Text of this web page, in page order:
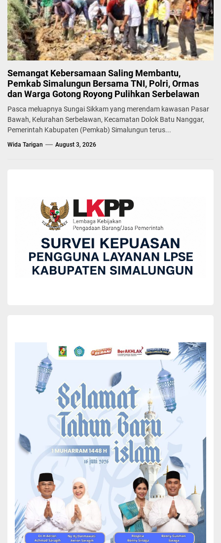
Semangat Kebersamaan Saling Membantu,
Pemkab Simalungun Bersama TNI, Polri, Ormas
dan Warga Gotong Royong Pulihkan Serbelawan
Pasca meluapnya Sungai Sikkam yang merendam kawasan Pasar
Bawah, Kelurahan Serbelawan, Kecamatan Dolok Batu Nanggar,
Pemerintah Kabupaten (Pemkab) Simalungun terus...
Wida Tarigan August 3, 2026
DPRD
8 Fraksi DPRD Simalungun Setujui 4 Raperda
Tahun 2022.
Yuni Rafidhah June 13, 2022
S
rapat paripurna DPRD Simalungun yang dipimpin oleh Ketua DPRD
Timbul Jaya Sibarani didampingi wakil-wakilnya Sarimin S Girsang,
Elias Barus, Sastro Joyo Sirat pada Rapat Paripurna di Gedung
DPRD Simalungun, Pamatang Raya, Sumut, Senin (13/6/2022).
Rapat paripurna tersebut di hadiri Anggota DPRD, Bupati
Simalungun diwakili Wakil Bupati H Zonny Waldi, staf ahli DPRD,
Sekda Esron Sinaga, Staf Ahli Bupati Simalungun, Asisten dan
pimpinan OPD di lingkungan Pemkab Simalungun.
Kedelapan fraksi di DPRD Simalungun yaitu Fraksi PDI Perjuangan
melalui juru bicaranya Jaser Parade Gultom, Fraksi Gerindra
melalui juru bicaranya Ikhwanuddin Nasution, Fraksi Nasdem
melalui juru bicara Jemerson Saragih, Fraksi Golkar melalui juru
bicaranya Lindung Samosir, Fraksi Demokrat melalui juru bicaranya
Irwansyah Purba, Fraksi Perindo melalui juru bicaranya Agus
Irawan Sinaga, Fraksi Hanura melalui juru bicaranya Jarusdin
Sinaga, Fraksi Persatuan Amanat Pembangunan melalui juru
bicaranya Hendra Sukmana Sinaga.